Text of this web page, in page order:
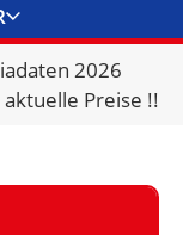
2026
aktuelle Preise !!